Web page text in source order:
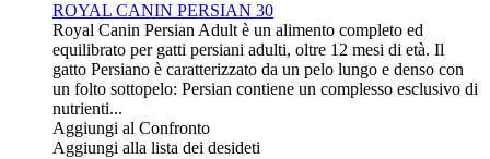
ROYAL CANIN PERSIAN 30
Royal Canin Persian Adult è un alimento completo ed
equilibrato per gatti persiani adulti, oltre 12 mesi di età. Il
gatto Persiano è caratterizzato da un pelo lungo e denso con
un folto sottopelo: Persian contiene un complesso esclusivo di
nutrienti...
Aggiungi al Confronto
Aggiungi alla lista dei desideti